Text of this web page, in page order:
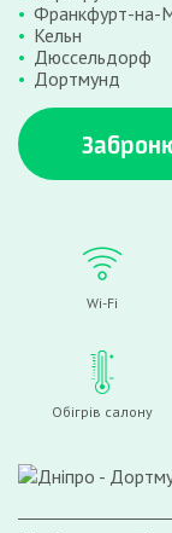
Франкфурт-на-
Кельн
Дюссельдорф
Дортмунд
Wi-Fi
Обігрів салону